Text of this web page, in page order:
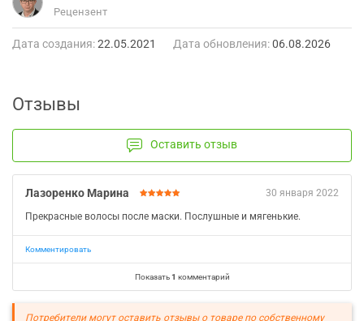
Рецензент
Дата создания:22.05.2021 Дата обновления:06.08.2026
Отзывы
Оставить отзыв
30 января 2022
Лазоренко Марина
Прекрасные волосы после маски. Послушные и мягенькие.
Комментировать
Показать1 комментарий
Потребители могут оставить отзывы о товаре по собственному